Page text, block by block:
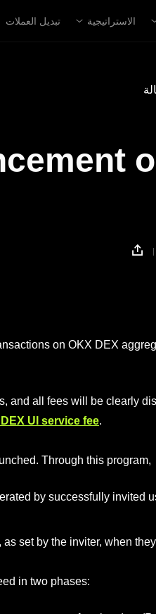
الاستراتيجية تبديل العملات
on OKX DEX
and all fees will be clearly
UI service fee.
Through this program,
by successfully invited
set by the inviter, when
in two phases: